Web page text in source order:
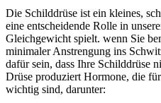
Die Schilddrüse ist ⁢ein kleines,
eine entscheidende Rolle⁤ in
Gleichgewicht spielt. wenn Sie
minimaler Anstrengung ins
dafür sein, dass Ihre Schilddrüse
Drüse produziert Hormone, die
wichtig sind, darunter: